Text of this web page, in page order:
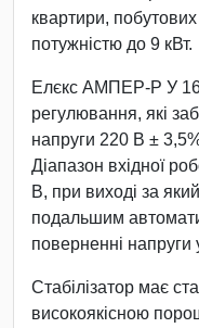
квартири,
потужністю до 9 кВт.
Елєкс АМПЕР-Р У
регулювання, які
напруги 220 В ±
Діапазон вхідної
В, при виході за
подальшим
поверненні напруги
Стабілізатор має
високоякісною